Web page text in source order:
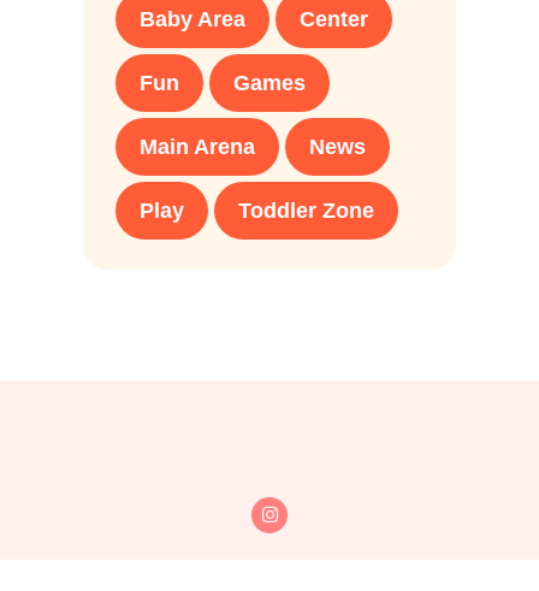
Baby Area Center
Fun Games
Main Arena News
Play Toddler Zone